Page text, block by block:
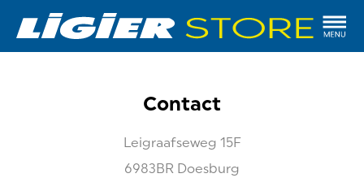
Contact
Leigraafseweg 15F
6983BR Doesburg